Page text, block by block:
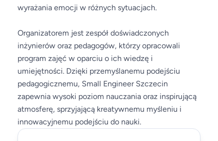
wyrażania emocji w różnych sytuacjach.
Organizatorem jest zespół doświadczonych
inżynierów oraz pedagogów, którzy opracowali
program zajęć w oparciu o ich wiedzę i
umiejętności. Dzięki przemyślanemu podejściu
pedagogicznemu, Small Engineer Szczecin
zapewnia wysoki poziom nauczania oraz inspirującą
atmosferę, sprzyjającą kreatywnemu myśleniu i
innowacyjnemu podejściu do nauki.